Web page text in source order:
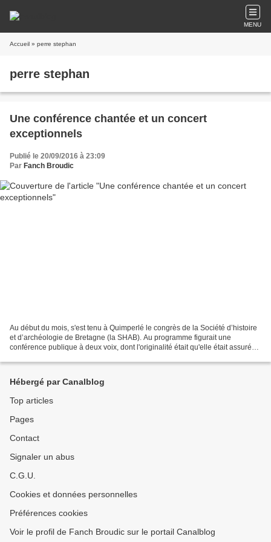
MENU
Accueil » perre stephan
perre stephan
Une conférence chantée et un concert
exceptionnels
Publié le 20/09/2016 à 23:09
Par Fanch Broudic
Au début du mois, s'est tenu à Quimperlé le congrès de la Société d’histoire
et d’archéologie de Bretagne (la SHAB). Au programme figurait une
conférence publique à deux voix, dont l'originalité était qu'elle était assurée
Hébergé par Canalblog
Top articles
Pages
Contact
Signaler un abus
C.G.U.
Cookies et données personnelles
Préférences cookies
Voir le profil de Fanch Broudic sur le portail Canalblog